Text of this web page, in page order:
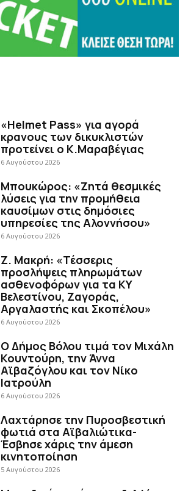
«Helmet Pass» για αγορά
κρανους των δικυκλιστών
προτείνει ο Κ.Μαραβέγιας
6 Αυγούστου 2026
Μπουκώρος: «Ζητά θεσμικές
λύσεις για την προμήθεια
καυσίμων στις δημόσιες
υπηρεσίες της Αλοννήσου»
6 Αυγούστου 2026
Ζ. Μακρή: «Τέσσερις
προσλήψεις πληρωμάτων
ασθενοφόρων για τα ΚΥ
Βελεστίνου, Ζαγοράς,
Αργαλαστής και Σκοπέλου»
6 Αυγούστου 2026
Ο Δήμος Βόλου τιμά τον Μιχάλη
Κουντούρη, την Άννα
Αϊβαζόγλου και τον Νίκο
Ιατρούλη
6 Αυγούστου 2026
Λαχτάρησε την Πυροσβεστική
φωτιά στα Αϊβαλιώτικα-
Έσβησε χάρις την άμεση
κινητοποίηση
5 Αυγούστου 2026